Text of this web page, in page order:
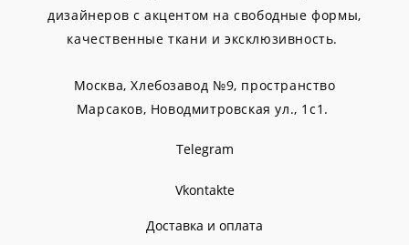
дизайнеров с акцентом на свободные формы,
качественные ткани и эксклюзивность.
Москва, Хлебозавод №9, пространство
Марсаков, Новодмитровская ул., 1с1.
Telegram
Vkontakte
Доставка и оплата